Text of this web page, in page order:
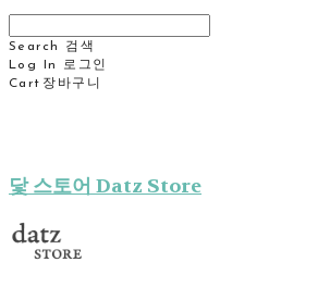
Search
검색
Log In
로그인
Cart 장바구니
닻 스토어 Datz Store